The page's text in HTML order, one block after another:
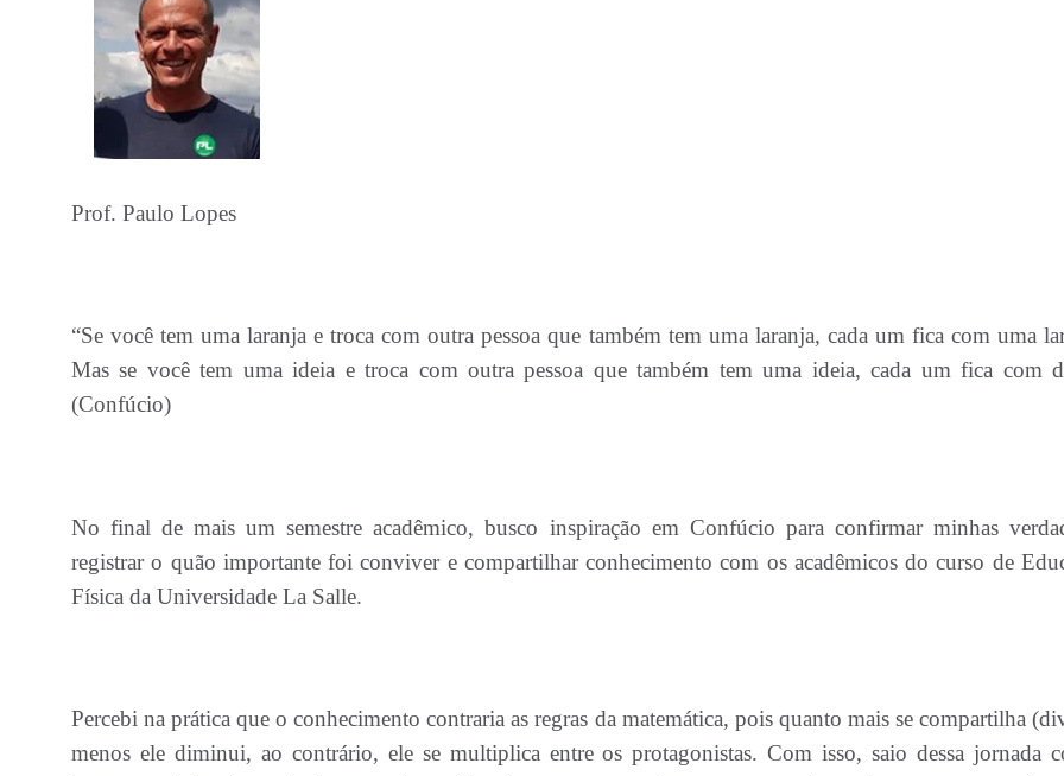
Prof. Paulo Lopes
“Se você tem uma laranja e troca com outra pessoa que também tem uma laranja, cada um fica com uma
Mas se você tem uma ideia e troca com outra pessoa que também tem uma ideia, cada um fica com
(Confúcio)
No final de mais um semestre acadêmico, busco inspiração em Confúcio para confirmar minhas
registrar o quão importante foi conviver e compartilhar conhecimento com os acadêmicos do curso de
Física da Universidade La Salle.
Percebi na prática que o conhecimento contraria as regras da matemática, pois quanto mais se compartilha
menos ele diminui, ao contrário, ele se multiplica entre os protagonistas. Com isso, saio dessa jornada